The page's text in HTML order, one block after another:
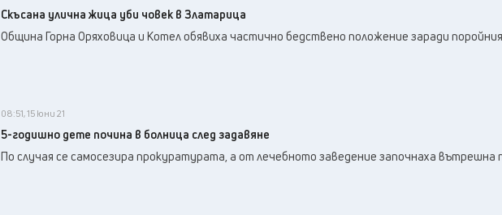
Скъсана улична жица уби човек в Златарица
Община Горна Оряховица и Котел обявиха частично бедствено положение заради
08:51, 15 юни 21
5-годишно дете почина в болница след задавяне
По случая се самосезира прокуратурата, а от лечебното заведение започнаха вътрешна